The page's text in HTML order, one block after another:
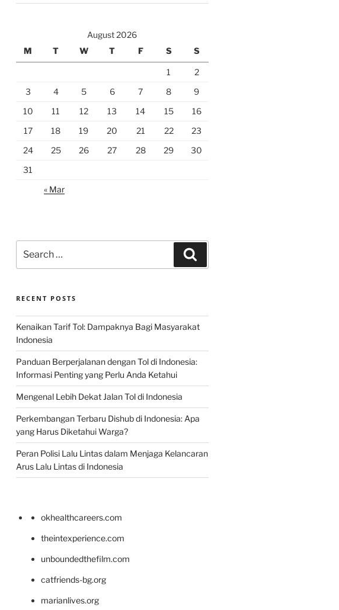
August 2026
M
T W T F S S
1
2
3
4 5 6 7 8
9
10
11 12 13 14 15
16
17
18 19 20 21 22
23
24
25 26 27 28 29
30
31
« Mar
for:
RECENT POSTS
Kenaikan Tarif Tol: Dampaknya Bagi Masyarakat
Indonesia
Panduan Berperjalanan dengan Tol di Indonesia:
Informasi Penting yang Perlu Anda Ketahui
Mengenal Lebih Dekat Jalan Tol di Indonesia
Perkembangan Terbaru Dishub di Indonesia: Apa
yang Harus Diketahui Warga?
Peran Polisi Lalu Lintas dalam Menjaga Kelancaran
Arus Lalu Lintas di Indonesia
okhealthcareers.com
theintexperience.com
unboundedthefilm.com
catfriends-bg.org
marianlives.org